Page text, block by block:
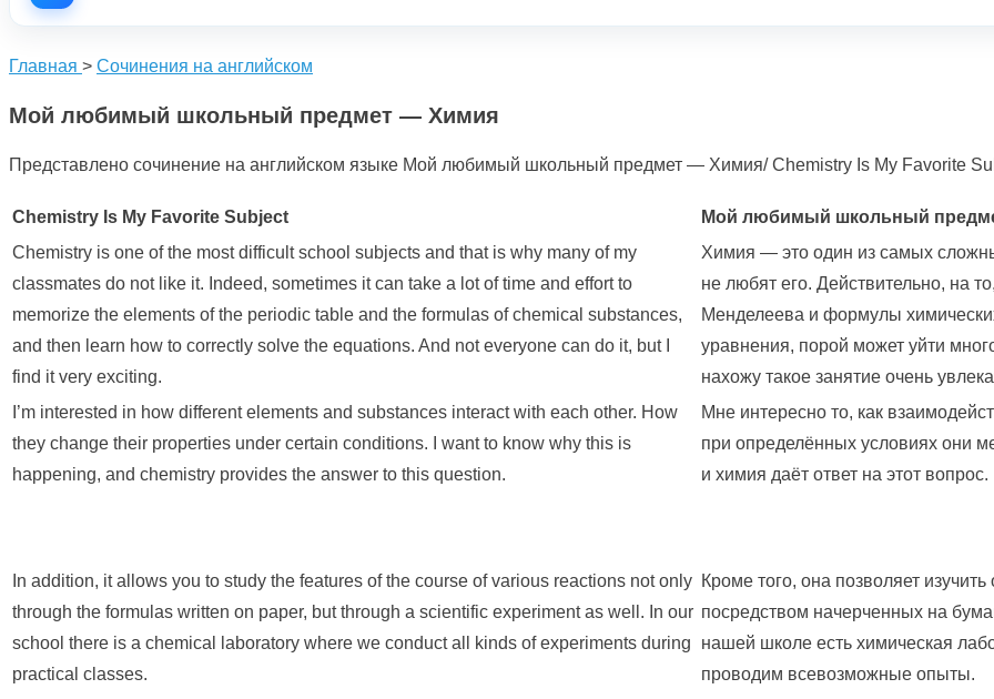
Главная > Сочинения на английском
Мой любимый школьный предмет — Химия
Представлено сочинение на английском языке Мой любимый школьный предмет — Химия/ Chemistry Is My Favorite
Chemistry Is My Favorite Subject
Мой любимый школьный
Chemistry is one of the most difficult school subjects and that is why many of my
classmates do not like it. Indeed, sometimes it can take a lot of time and effort to
memorize the elements of the periodic table and the formulas of chemical substances,
and then learn how to correctly solve the equations. And not everyone can do it, but I
find it very exciting.
Химия — это один из самых
не любят его. Действительно, на
Менделеева и формулы
уравнения, порой может уйти
нахожу такое занятие очень
I’m interested in how different elements and substances interact with each other. How
they change their properties under certain conditions. I want to know why this is
happening, and chemistry provides the answer to this question.
Мне интересно то, как
при определённых условиях они
и химия даёт ответ на этот вопрос.
In addition, it allows you to study the features of the course of various reactions not only
through the formulas written on paper, but through a scientific experiment as well. In our
school there is a chemical laboratory where we conduct all kinds of experiments during
practical classes.
Кроме того, она позволяет
посредством начерченных на
нашей школе есть химическая
проводим всевозможные опыты.